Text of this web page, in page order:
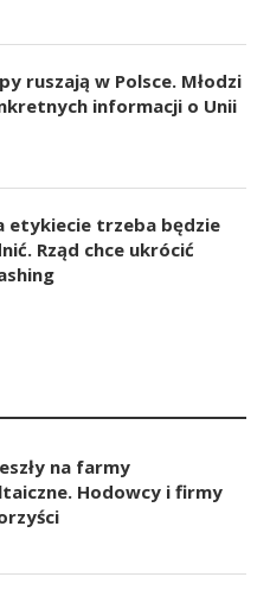
ruszają w Polsce. Młodzi
informacji o Unii
etykiecie trzeba będzie
Rząd chce ukrócić
na farmy
Hodowcy i firmy